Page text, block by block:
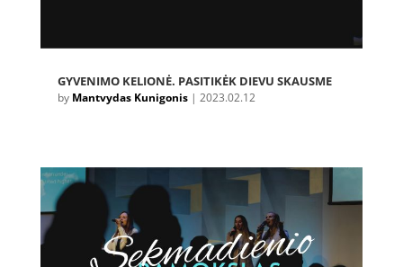
GYVENIMO KELIONĖ. PASITIKĖK DIEVU SKAUSME
by Mantvydas Kunigonis| 2023.02.12